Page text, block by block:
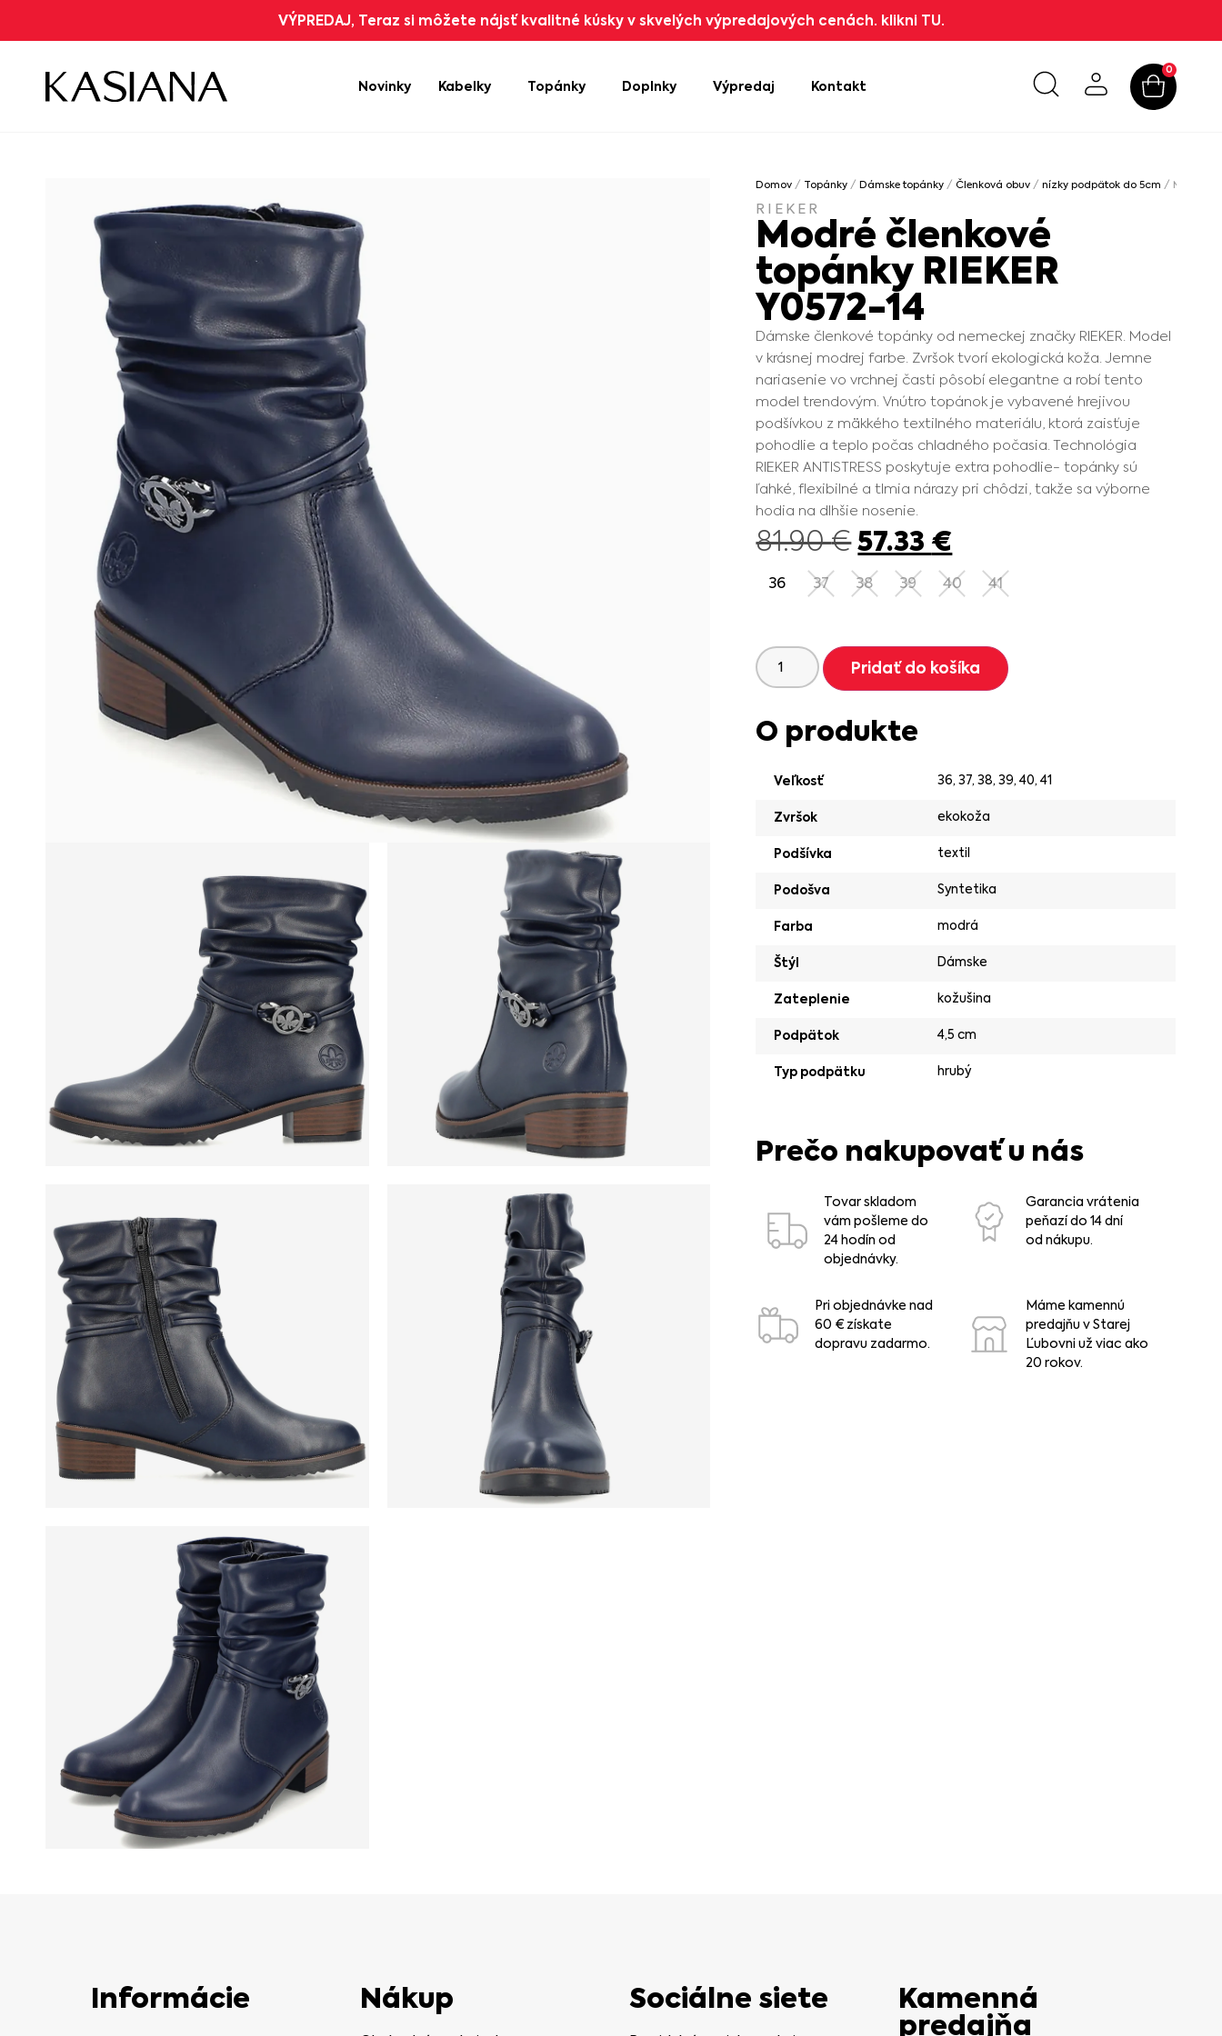
VÝPREDAJ, Teraz si môžete nájsť kvalitné kúsky v skvelých výpredajových cenách. klikni TU.
Novinky Kabelky Topánky Doplnky Výpredaj Kontakt
0
Domov / Topánky /Dámske topánky / Členková obuv /nízky podpätok do 5cm / Modré
RIEKER
Modré členkové
topánky RIEKER
Y0572-14
Dámske členkové topánky od nemeckej značky RIEKER. Model
v krásnej modrej farbe. Zvršok tvorí ekologická koža. Jemne
nariasenie vo vrchnej časti pôsobí elegantne a robí tento
model trendovým. Vnútro topánok je vybavené hrejivou
podšívkou z mäkkého textilného materiálu, ktorá zaisťuje
pohodlie a teplo počas chladného počasia. Technológia
RIEKER ANTISTRESS poskytuje extra pohodlie- topánky sú
ľahké, flexibilné a tlmia nárazy pri chôdzi, takže sa výborne
hodia na dlhšie nosenie.
81.90€57.33 €
36 37 38 39 40 41
Pridať do košíka
O produkte
Veľkosť 36,37,38,39,40,41
Zvršok ekokoža
Podšívka textil
Podošva Syntetika
Farba modrá
Štýl Dámske
Zateplenie kožušina
Podpätok 4,5 cm
Typ podpätku hrubý
Prečo nakupovať u nás
Tovar skladom
vám pošleme do
24 hodín od
objednávky.
Garancia vrátenia
peňazí do 14 dní
od nákupu.
Pri objednávke nad
60 € získate
dopravu zadarmo.
Máme kamennú
predajňu v Starej
Ľubovni už viac ako
20 rokov.
Informácie Nákup Sociálne siete Kamenná
predajňa